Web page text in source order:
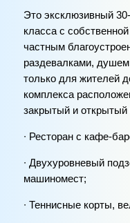
Это эксклюзивный
класса с
частным
раздевалками,
только для жителей
комплекса
закрытый и
∙ Ресторан с кафе-
∙ Двухуровневый
машиномест;
∙ Теннисные корты,